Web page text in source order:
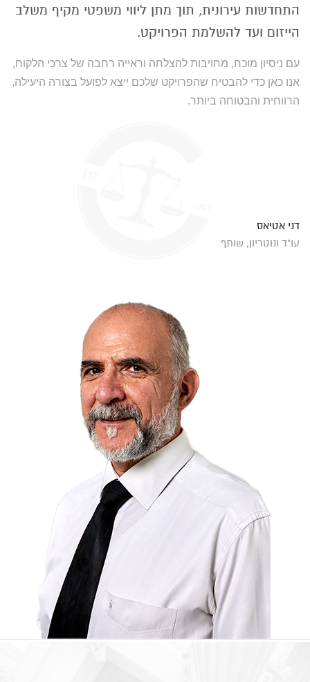
התחדשות עירונית, תוך מתן ליווי משפטי מקיף משלב
הייזום ועד להשלמת הפרויקט.
עם ניסיון מוכח, מחויבות להצלחה וראייה רחבה של צרכי הלקוח,
אנו כאן כדי להבטיח שהפרויקט שלכם ייצא לפועל בצורה היעילה,
הרווחית והבטוחה ביותר.
דני אטיאס
עו"ד ונוטריון, שותף